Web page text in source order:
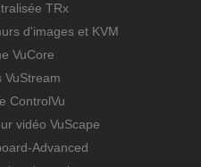
TRx
d'images et KVM
VuCore
VuStream
ControlVu
vidéo VuScape
Advanced